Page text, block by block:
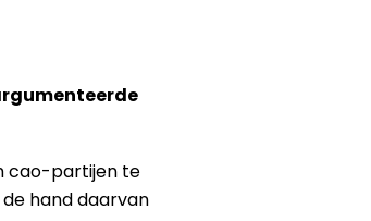
cao-partijen te
de hand daarvan